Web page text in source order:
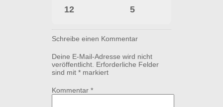
12 5
Schreibe einen Kommentar
Deine E-Mail-Adresse wird nicht
veröffentlicht. Erforderliche Felder
sind mit * markiert
Kommentar *